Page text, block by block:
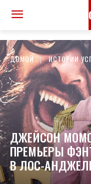
ДОМОЙ ИСТОРИИ
ДЖЕЙСОН
ПРЕМЬЕРЫ
В ЛОС-